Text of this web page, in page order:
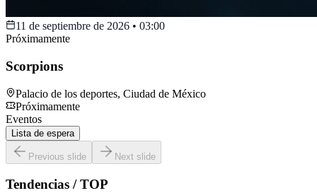
11 de septiembre de 2026 • 03:00
Próximamente
Scorpions
Palacio de los deportes, Ciudad de México
Próximamente
Eventos
Lista de espera
Previous slide Next slide
Tendencias / TOP